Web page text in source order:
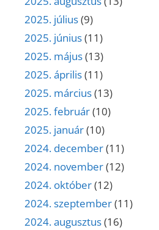
2025. július(9)
2025. június(11)
2025. május(13)
2025. április(11)
2025. március(13)
2025. február(10)
2025. január(10)
2024. december(11)
2024. november(12)
2024. október(12)
2024. szeptember(11)
2024. augusztus(16)